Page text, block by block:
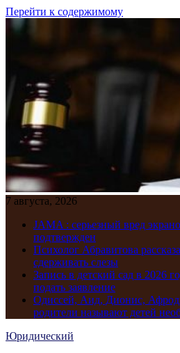
Перейти к содержимому
7 августа, 2026
JAMA : серьезный вред
подтвержден
Психолог Абравитова
сдерживать слезы
Запись в детский сад в 2026
подать заявление
Одиссей, Аид, Дионис,
родители называют детей
Юридический